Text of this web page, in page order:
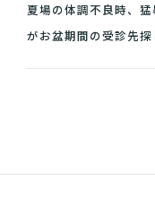
夏場の体調不良時、
がお盆期間の受診先